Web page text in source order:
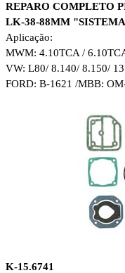
REPARO COMPLETO
LK-38-88MM
Aplicação:
MWM: 4.10TCA /
VW: L80/ 8.140/ 8.150/
FORD: B-1621 /MBB:
K-15.6741